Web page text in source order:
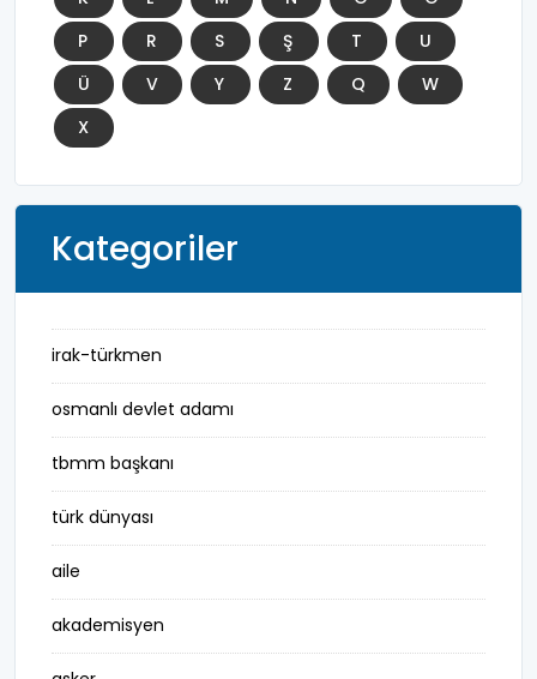
P
R S Ş T
U
Ü
V Y Z Q
W
X
Kategoriler
irak-türkmen
osmanlı devlet adamı
tbmm başkanı
türk dünyası
aile
akademisyen